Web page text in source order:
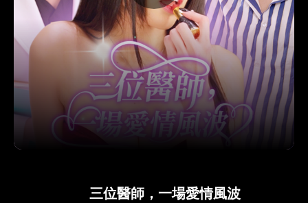
三位醫師，一場愛情風波